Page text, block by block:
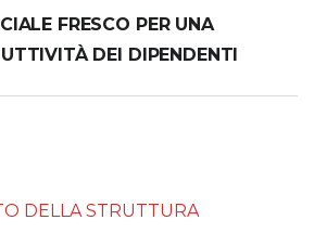
FRESCO PER UNA
DEI DIPENDENTI